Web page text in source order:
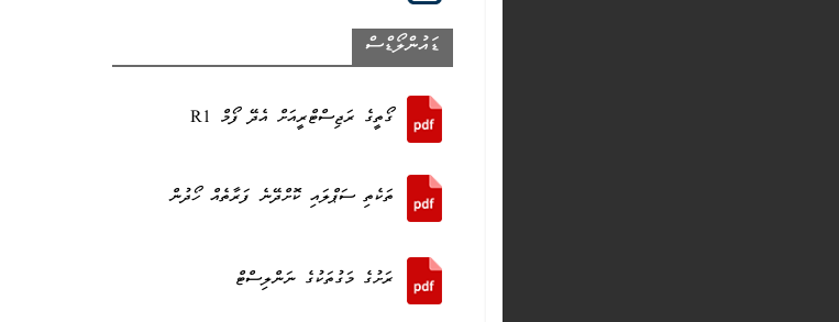
ޑައުންލޯޑްސް
ގޯތީގެ ރަޖިސްޓްރީއަށް އެދޭ ފޯމް R1
ތަކެތި ސަޕްލައި ކޮށްދޭނެ ފަރާތެއް ހޯދުން
ރަށުގެ މަގުތަކުގެ ނަންލިސްޓް